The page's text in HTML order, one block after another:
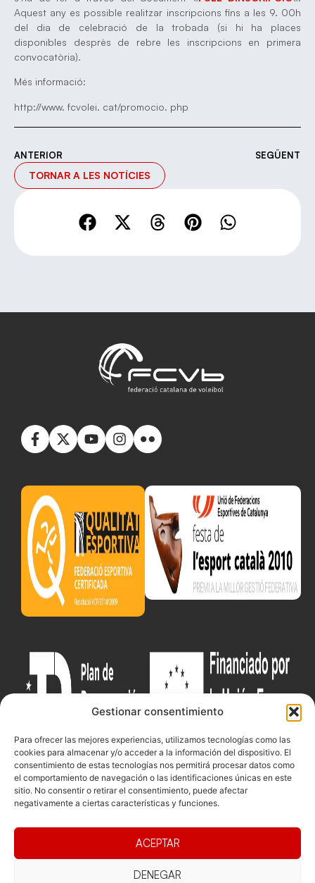
Gestionar consentimiento
Para ofrecer las mejores experiencias, utilizamos tecnologías como las
cookies para almacenar y/o acceder a la información del dispositivo. El
consentimiento de estas tecnologías nos permitirá procesar datos como
el comportamiento de navegación o las identificaciones únicas en este
sitio. No consentir o retirar el consentimiento, puede afectar
negativamente a ciertas características y funciones.
ACEPTAR
DENEGAR
Aquest any es possible realitzar inscripcions fins a les 9. 00h
del dia de celebració de la trobada (si hi ha places
disponibles desprès de rebre les inscripcions en primera
convocatòria).
Més informació:
http://www. fcvolei. cat/promocio. php
ANTERIOR SEGÜENT
TORNAR A LES NOTÍCIES
Junta
Competicions
Pista
Playa
Documentacio
Transparència
Eleccions
Contacte
Jonqueres,
08003